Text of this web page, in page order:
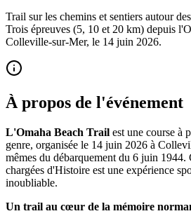
Trail sur les chemins et sentiers autour
Trois épreuves (5, 10 et 20 km) depuis
Colleville-sur-Mer, le 14 juin 2026.
À propos de l'événement
L'Omaha Beach Trail est une course à
genre, organisée le 14 juin 2026 à
mêmes du débarquement du 6 juin 1944.
chargées d'Histoire est une expérience
inoubliable.
Un trail au cœur de la mémoire